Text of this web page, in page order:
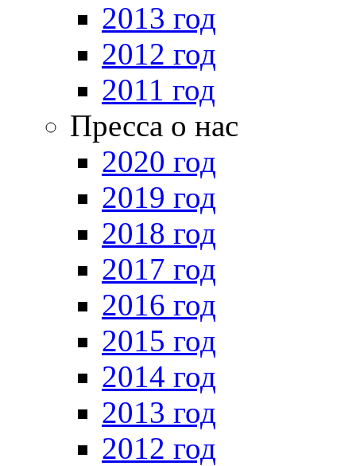
2013 год
2012 год
2011 год
Пресса о нас
2020 год
2019 год
2018 год
2017 год
2016 год
2015 год
2014 год
2013 год
2012 год